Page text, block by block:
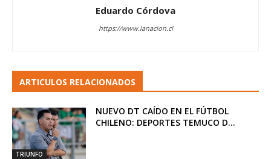
Eduardo Córdova
https://www.lanacion.cl
ARTICULOS RELACIONADOS
TRIUNFO
NUEVO DT CAÍDO EN EL FÚTBOL
CHILENO: DEPORTES TEMUCO D...